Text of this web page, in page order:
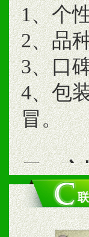
1、个
2、品
3、口
4、包
冒。
二、市
1、统
商利润